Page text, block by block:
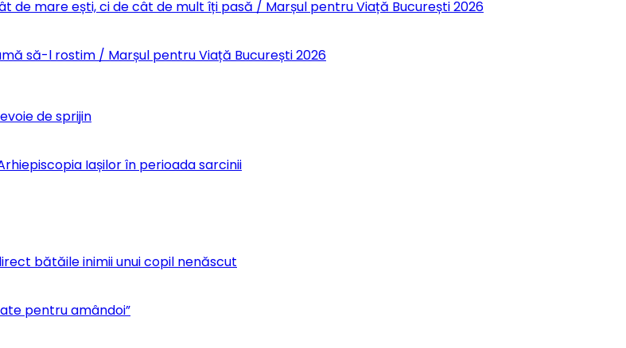
de mare ești, ci de cât de mult îți pasă / Marșul pentru Viață București 2026
să-l rostim / Marșul pentru Viață București 2026
de sprijin
Iașilor în perioada sarcinii
bătăile inimii unui copil nenăscut
pentru amândoi”